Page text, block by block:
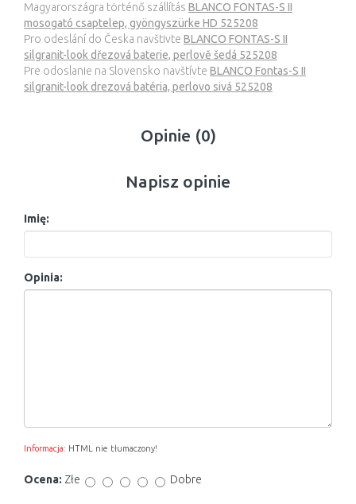
Magyarországra történő szállítás BLANCO FONTAS-S II
mosogató csaptelep, gyöngyszürke HD 525208
Pro odeslání do Česka navštivte BLANCO FONTAS-S II
silgranit-look dřezová baterie, perlově šedá 525208
Pre odoslanie na Slovensko navštívte BLANCO Fontas-S II
silgranit-look drezová batéria, perlovo sivá 525208
Opinie (0)
Napisz opinie
Imię:
Opinia:
Informacja: HTML nie tłumaczony!
Ocena: Złe Dobre